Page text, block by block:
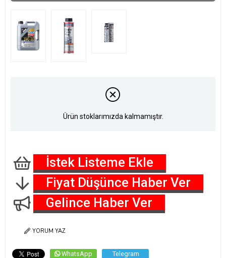
Ürün stoklarımızda kalmamıştır.
İstek Listeme Ekle
Fiyat Düşünce Haber Ver
Gelince Haber Ver
YORUM YAZ
WhatsApp Telegram